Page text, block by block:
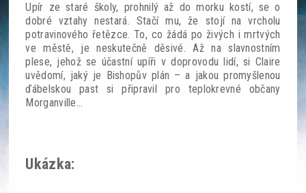
Sci-fi
Upír ze staré školy, prohnilý až do morku kostí, se o
dobré vztahy nestará. Stačí mu, že stojí na vrcholu
potravinového řetězce. To, co žádá po živých i mrtvých
ve městě, je neskutečně děsivé. Až na slavnostním
plese, jehož se účastní upíři v doprovodu lidí, si Claire
uvědomí, jaký je Bishopův plán – a jakou promyšlenou
ďábelskou past si připravil pro teplokrevné občany
Morganville...
Ukázka: